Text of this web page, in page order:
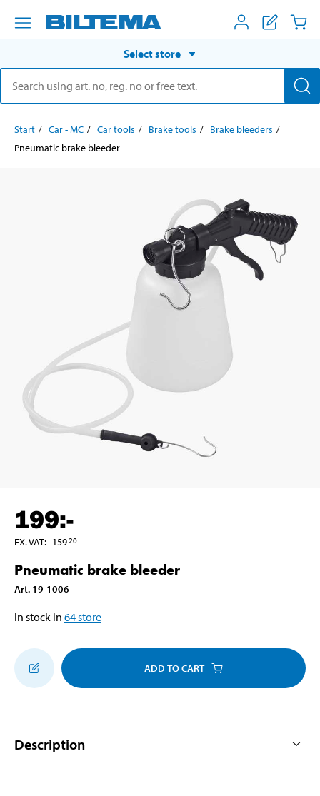
Select store
Start Car - MC Car tools Brake tools
Brake bleeders
Pneumatic brake bleeder
199:-
EX. VAT: 15920
Pneumatic brake bleeder
Art. 19-1006
In stock in 64store
ADD TO CART
Description